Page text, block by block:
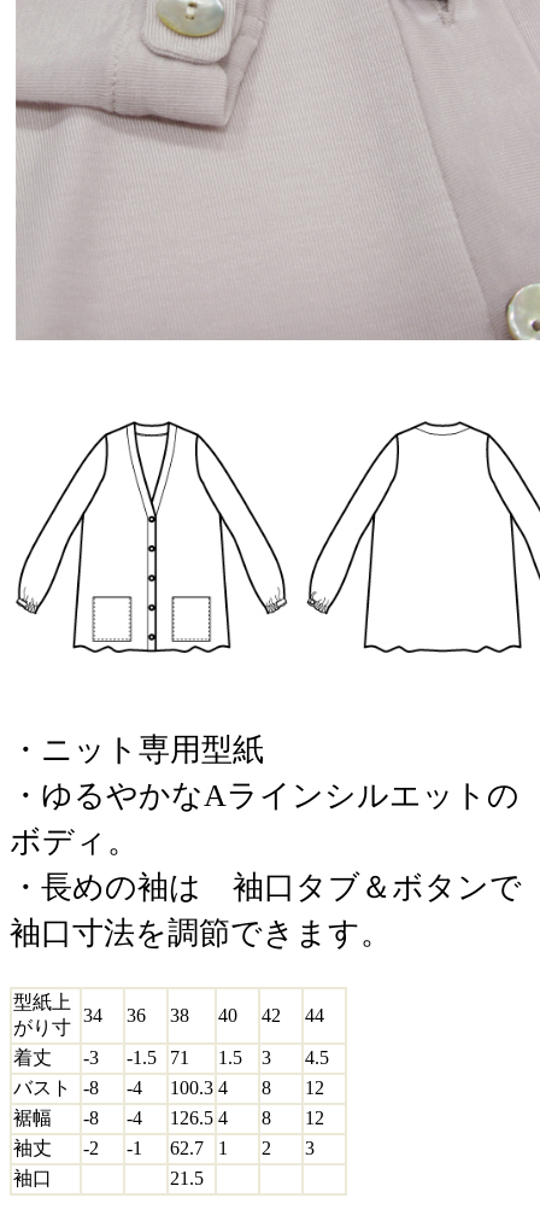
・ニット専用型紙
・ゆるやかなAラインシルエットの
ボディ。
・長めの袖は 袖口タブ＆ボタンで
袖口寸法を調節できます。
型紙上
がり寸
34 36 38 40 42 44
着丈 -3 -1.5 71 1.5 3
4.5
バスト
-8 -4 100.3 4 8
12
裾幅
-8 -4 126.5 4 8
12
袖丈
-2 -1 62.7 1 2
3
袖口
21.5